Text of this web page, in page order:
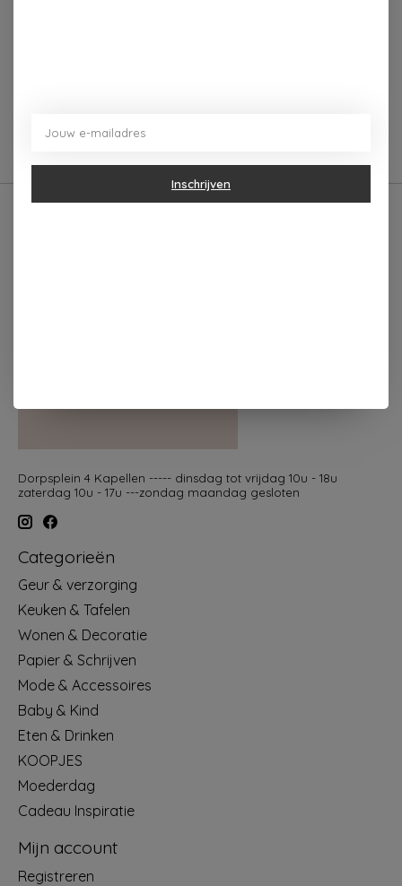
beoordelingen
Dorpsplein 4 Kapellen ----- dinsdag tot vrijdag 10u - 18u
zaterdag 10u - 17u ---zondag maandag gesloten
Categorieën
Geur & verzorging
Keuken & Tafelen
Wonen & Decoratie
Papier & Schrijven
Mode & Accessoires
Baby & Kind
Eten & Drinken
KOOPJES
Moederdag
Cadeau Inspiratie
Mijn account
Registreren
Inschrijven